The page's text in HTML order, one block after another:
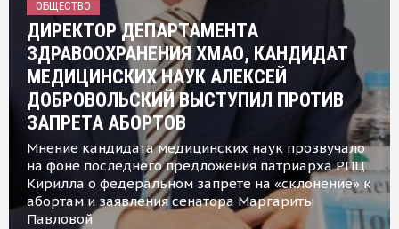
ОБЩЕСТВО
ДИРЕКТОР ДЕПАРТАМЕНТА
ЗДРАВООХРАНЕНИЯ ХМАО, КАНДИДАТ
МЕДИЦИНСКИХ НАУК АЛЕКСЕЙ
ДОБРОВОЛЬСКИЙ ВЫСТУПИЛ ПРОТИВ
ЗАПРЕТА АБОРТОВ
Мнение кандидата медицинских наук прозвучало
на фоне последнего предложения патриарха РПЦ
Кирилла о федеральном запрете на «склонение» к
абортам и заявления сенатора Маргариты
Павловой